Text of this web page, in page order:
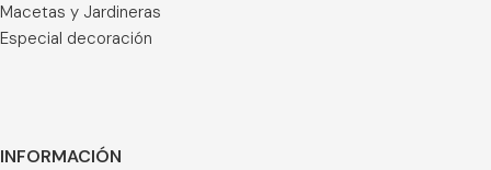
Macetas y Jardineras
Especial decoración
INFORMACIÓN